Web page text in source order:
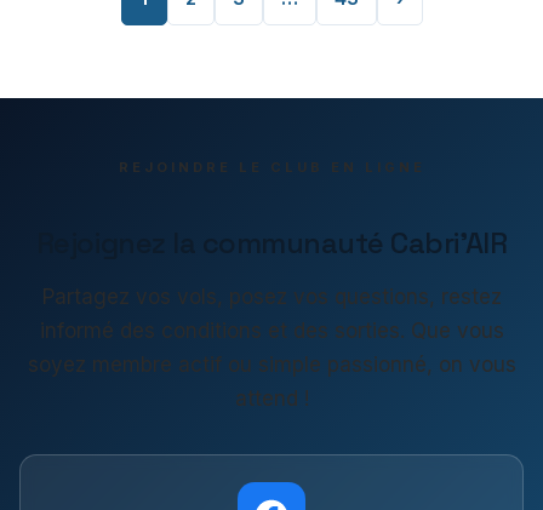
REJOINDRE LE CLUB EN LIGNE
Rejoignez la communauté Cabri'AIR
Partagez vos vols, posez vos questions, restez
informé des conditions et des sorties. Que vous
soyez membre actif ou simple passionné, on vous
attend !